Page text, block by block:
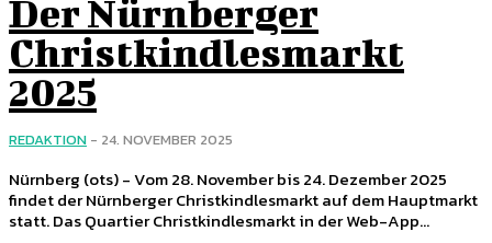
Der Nürnberger
Christkindlesmarkt
2025
REDAKTION - 24. NOVEMBER 2025
Nürnberg (ots) - Vom 28. November bis 24. Dezember 2025
findet der Nürnberger Christkindlesmarkt auf dem Hauptmarkt
statt. Das Quartier Christkindlesmarkt in der Web-App...